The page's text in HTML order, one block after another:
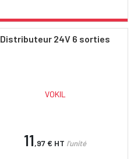
Distributeur 24V 6 sorties
VOKIL
11,97 € HT l'unité